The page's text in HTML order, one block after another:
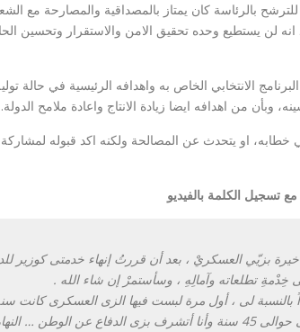
بالرئاسة كان يمتاز بالمصداقية والمصارحة مع
لن يستطيع وحده تحقيق الامن والاستقرار وتحسين
الانتخابي الخاص به واهدافه الرئيسية في حالة
وبأن من اهدافه ايضا زيادة الانتاج واعادة ملامح الدولة.
خطابه، او يتحدث عن المصالحة ولكنه اكد قبوله
تسجيل الكلمة بالفيديو
بزيّي العسكريْ ، بعد أن قررتُ إنهاء خدمتى
تطلعاته وآمالِهِ ، وسأستمرْ إن شاء الله .
الجوية عمره 15 سنة … يعنى حوالى 45 سنة وأنا أتشرف بزى الدفاع